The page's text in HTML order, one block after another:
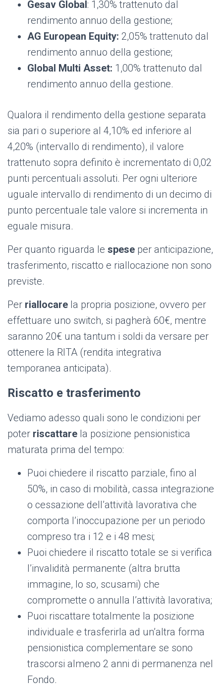
Gesav Global: 1,30% trattenuto dal
rendimento annuo della gestione;
AG European Equity: 2,05% trattenuto dal
rendimento annuo della gestione;
Global Multi Asset: 1,00% trattenuto dal
rendimento annuo della gestione.
Qualora il rendimento della gestione separata
sia pari o superiore al 4,10% ed inferiore al
4,20% (intervallo di rendimento), il valore
trattenuto sopra definito è incrementato di 0,02
punti percentuali assoluti. Per ogni ulteriore
uguale intervallo di rendimento di un decimo di
punto percentuale tale valore si incrementa in
eguale misura.
Per quanto riguarda le spese per anticipazione,
trasferimento, riscatto e riallocazione non sono
previste.
Per riallocare la propria posizione, ovvero per
effettuare uno switch, si pagherà 60€, mentre
saranno 20€ una tantum i soldi da versare per
ottenere la RITA (rendita integrativa
temporanea anticipata).
Riscatto e trasferimento
Vediamo adesso quali sono le condizioni per
poter riscattare la posizione pensionistica
maturata prima del tempo:
Puoi chiedere il riscatto parziale, fino al
50%, in caso di mobilità, cassa integrazione
o cessazione dell’attività lavorativa che
comporta l’inoccupazione per un periodo
compreso tra i 12 e i 48 mesi;
Puoi chiedere il riscatto totale se si verifica
l’invalidità permanente (altra brutta
immagine, lo so, scusami) che
compromette o annulla l’attività lavorativa;
Puoi riscattare totalmente la posizione
individuale e trasferirla ad un’altra forma
pensionistica complementare se sono
trascorsi almeno 2 anni di permanenza nel
Fondo.